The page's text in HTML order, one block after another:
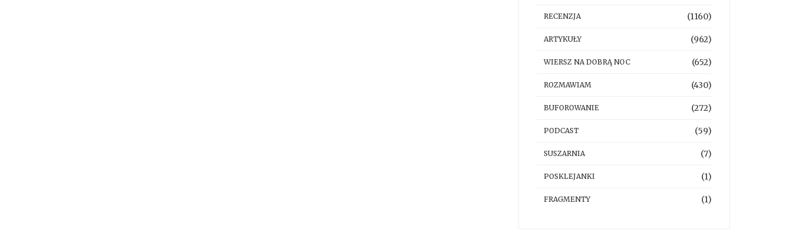
RECENZJA (1160)
ARTYKUŁY (962)
WIERSZ NA DOBRĄ NOC (652)
ROZMAWIAM (430)
BUFOROWANIE (272)
PODCAST (59)
SUSZARNIA (7)
POSKLEJANKI (1)
FRAGMENTY (1)